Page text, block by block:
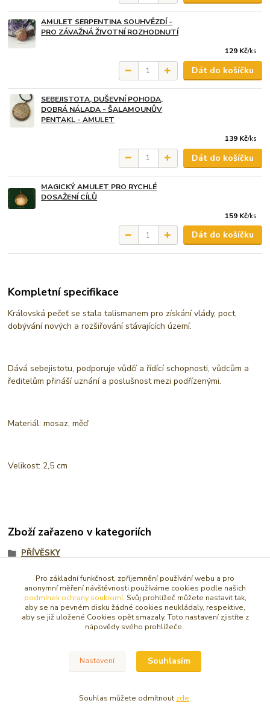
AMULET SERPENTINA SOUHVĚZDÍ -
PRO ZÁVAŽNÁ ŽIVOTNÍ ROZHODNUTÍ
129 Kč/ks
Dát do košíčku
SEBEJISTOTA, DUŠEVNÍ POHODA,
DOBRÁ NÁLADA - ŠALAMOUNŮV
PENTAKL - AMULET
139 Kč/ks
Dát do košíčku
MAGICKÝ AMULET PRO RYCHLÉ
DOSAŽENÍ CÍLŮ
159 Kč/ks
Dát do košíčku
Kompletní specifikace
Královská pečeť se stala talismanem pro získání vlády, poct,
dobývání nových a rozšiřování stávajících území.
Dává sebejistotu, podporuje vůdčí a řídící schopnosti, vůdcům a
ředitelům přináší uznání a poslušnost mezi podřízenými.
Materiál: mosaz, měď
Velikost: 2,5 cm
Zboží zařazeno v kategoriích
PŘÍVĚSKY
Amulety, talismany na krk
Symboly a pentagramy
Pro štěstí a úspěch
© Copyright 2016 - 2026 Caracasa Atelier. Všechna práva vyhrazena.
Pro základní funkčnost, zpříjemnění používání webu a pro
anonymní měření návštěvnosti používáme cookies podle našich
podmínek ochrany soukromí. Svůj prohlížeč můžete nastavit tak,
aby se na pevném disku žádné cookies neukládaly, respektive,
aby se již uložené Cookies opět smazaly. Toto nastavení zjistíte z
nápovědy svého prohlížeče.
Nastavení Souhlasím
Souhlas můžete odmítnout zde.